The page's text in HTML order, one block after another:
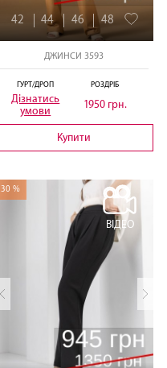
42 44 46 48
ДЖИНСИ 3593
ГУРТ/ДРОП
Дізнатись
умови
РОЗДРІБ
1950 грн.
Купити
30 %
ВІДЕО